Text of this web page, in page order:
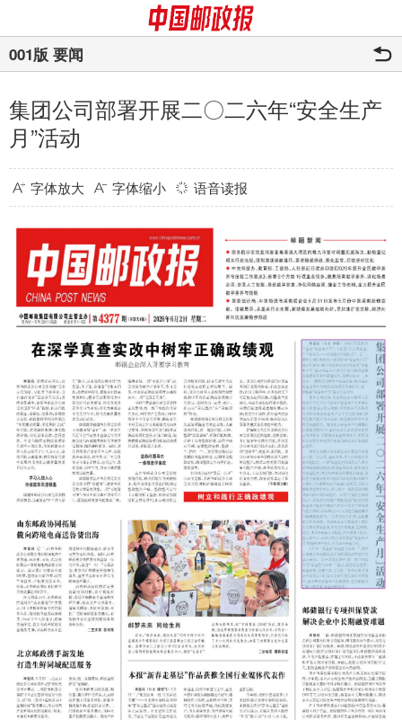
001版 要闻
集团公司部署开展二〇二六年“安全生产
月”活动
字体放大 字体缩小 语音读报